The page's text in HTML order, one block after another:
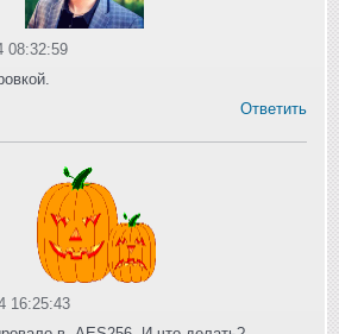
08:32:59
Ответить
16:25:43